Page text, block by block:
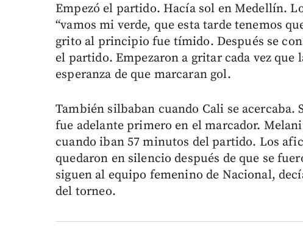
Empezó el partido. Hacía sol en Medellín.
“vamos mi verde, que esta tarde tenemos
grito al principio fue tímido. Después se
el partido. Empezaron a gritar cada vez que
esperanza de que marcaran gol.
También silbaban cuando Cali se acercaba.
fue adelante primero en el marcador.
cuando iban 57 minutos del partido. Los
quedaron en silencio después de que se
siguen al equipo femenino de Nacional,
del torneo.